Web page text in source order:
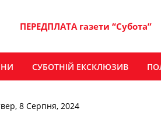
ПЕРЕДПЛАТА газети “Субота”
СУБОТНІЙ ЕКСКЛЮЗИВ
8 Серпня, 2024